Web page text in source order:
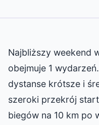
Najbliższy weekend
obejmuje 1
dystanse krótsze i
szeroki przekrój
biegów na 10 km po